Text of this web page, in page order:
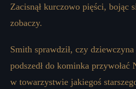
Zacisnął kurczowo pięści, bojąc
zobaczy.
Smith sprawdził, czy
podszedł do kominka przywołać
w towarzystwie jakiegoś